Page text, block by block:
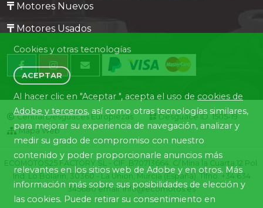
Motores Nuevos
Motores Usados
Central Desguaces Europiezas
Desguace ID. 1505-19
Mapa Web
ECOMOTOS25 FACTORY SL - CIF: B70713664. C/ Mina la Cuarta,12 Pol.
Ind. Lo Bolarín, 30360 - La Union, Murcia (España). Tlfno. +34 634
345680 email: info@ecomotos.es
Cookies y otras tecnologías
ACEPTAR
Al hacer clic en "Aceptar ", acepta el uso de cookies de
Adobe y terceros, así como otras tecnologías similares,
para mejorar su experiencia de navegación, analizar y
medir su grado de compromiso con nuestro
contenido y poder proporcionarle anuncios más
relevantes en los sitios web de Adobe y en otros. Más
información más sobre sus posibilidades de elección y
las cookies. Puede retirar su consentimiento en